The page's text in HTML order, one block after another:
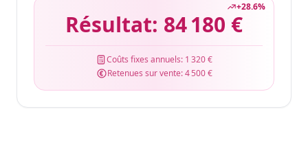
+28.6%
Résultat: 84 180 €
Coûts fixes annuels: 1 320 €
Retenues sur vente:4 500 €